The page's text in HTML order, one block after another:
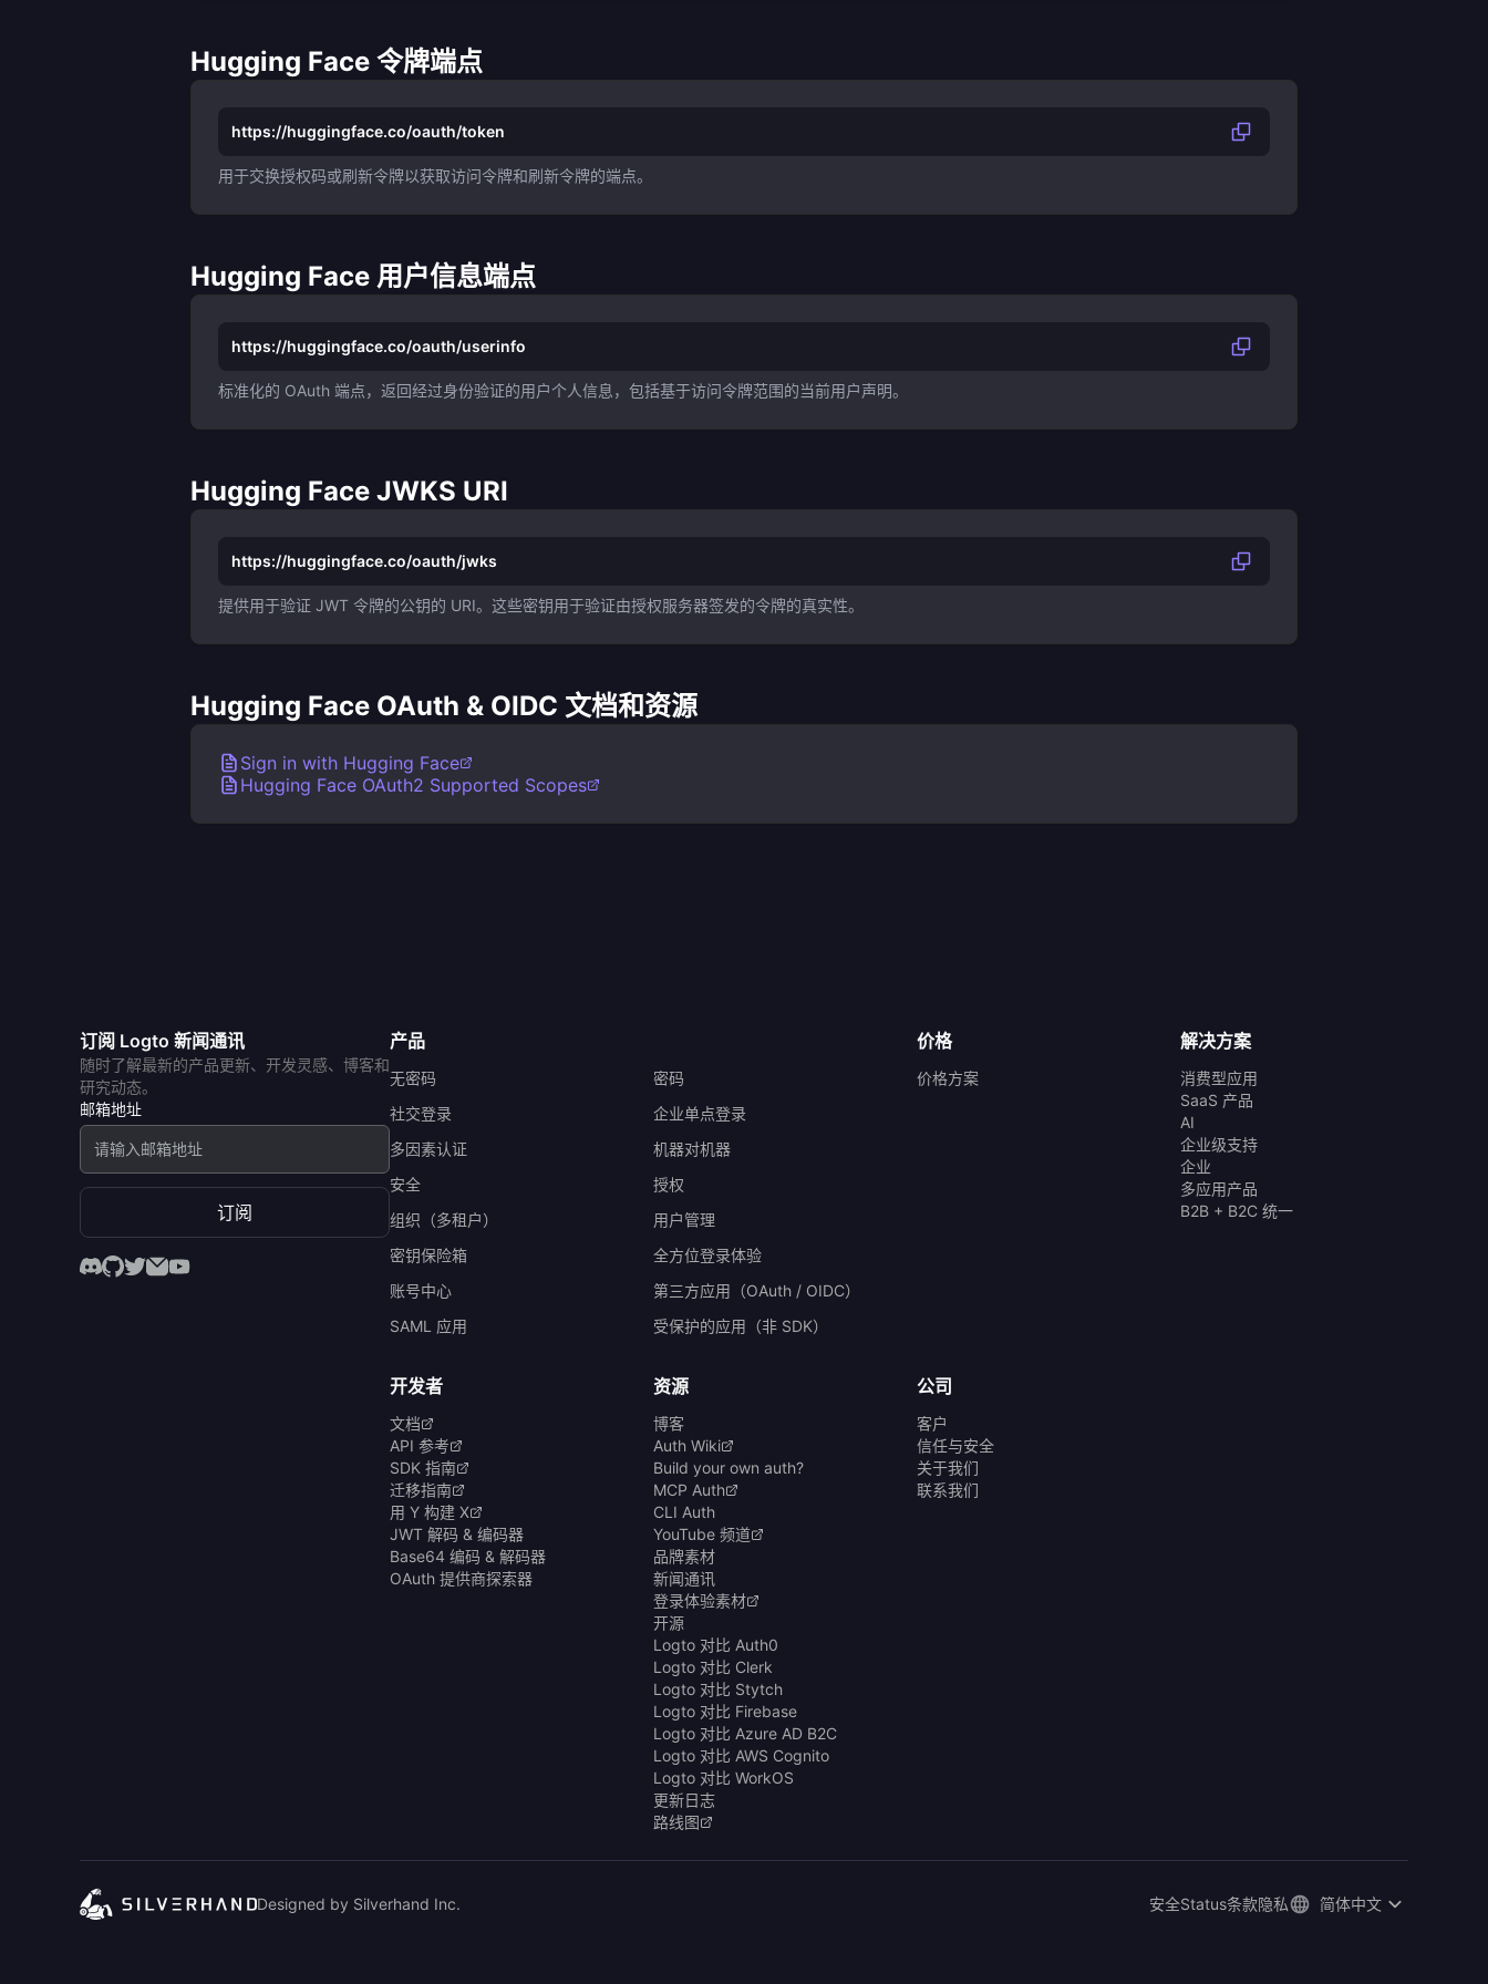
Hugging Face 令牌端点
https://huggingface.co/oauth/token
用于交换授权码或刷新令牌以获取访问令牌和刷新令牌的端点。
Hugging Face 用户信息端点
https://huggingface.co/oauth/userinfo
标准化的 OAuth 端点，返回经过身份验证的用户个人信息，包括基于访问令牌范围的当前用户声明。
Hugging Face JWKS URI
https://huggingface.co/oauth/jwks
提供用于验证 JWT 令牌的公钥的 URI。这些密钥用于验证由授权服务器签发的令牌的真实性。
Hugging Face OAuth & OIDC 文档和资源
Sign in with Hugging Face
Hugging Face OAuth2 Supported Scopes
订阅 Logto 新闻通讯
随时了解最新的产品更新、开发灵感、博客和
研究动态。
邮箱地址
订阅
产品
无密码
密码
社交登录
企业单点登录
多因素认证
机器对机器
安全
授权
组织（多租户）
用户管理
密钥保险箱
全方位登录体验
账号中心
第三方应用（OAuth / OIDC）
SAML 应用
受保护的应用（非 SDK）
价格
价格方案
解决方案
消费型应用
SaaS 产品
AI
企业级支持
企业
多应用产品
B2B + B2C 统一
开发者
文档
API 参考
SDK 指南
迁移指南
用 Y 构建 X
JWT 解码 & 编码器
Base64 编码 & 解码器
OAuth 提供商探索器
资源
博客
Auth Wiki
Build your own auth?
MCP Auth
CLI Auth
YouTube 频道
品牌素材
新闻通讯
登录体验素材
开源
Logto 对比 Auth0
Logto 对比 Clerk
Logto 对比 Stytch
Logto 对比 Firebase
Logto 对比 Azure AD B2C
Logto 对比 AWS Cognito
Logto 对比 WorkOS
更新日志
路线图
公司
客户
信任与安全
关于我们
联系我们
Designed by Silverhand Inc. 安全Status条款隐私 简体中文